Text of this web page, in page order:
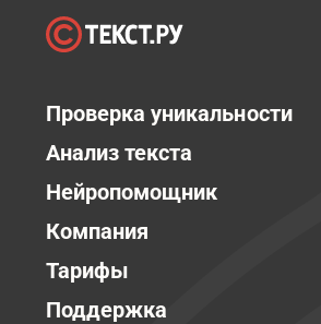
Проверка уникальности
Анализ текста
Нейропомощник
Компания
Тарифы
Поддержка